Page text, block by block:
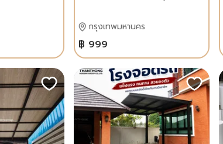
ม่าน,วอลล์เปเปอร์ โดยออกแบบ
พร้อมให้คำปรึกษาฟรี
กรุงเทพมหานคร
฿ 999